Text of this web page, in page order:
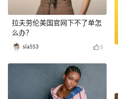
拉夫劳伦美国官网下不了单怎
么办？
sia553 5